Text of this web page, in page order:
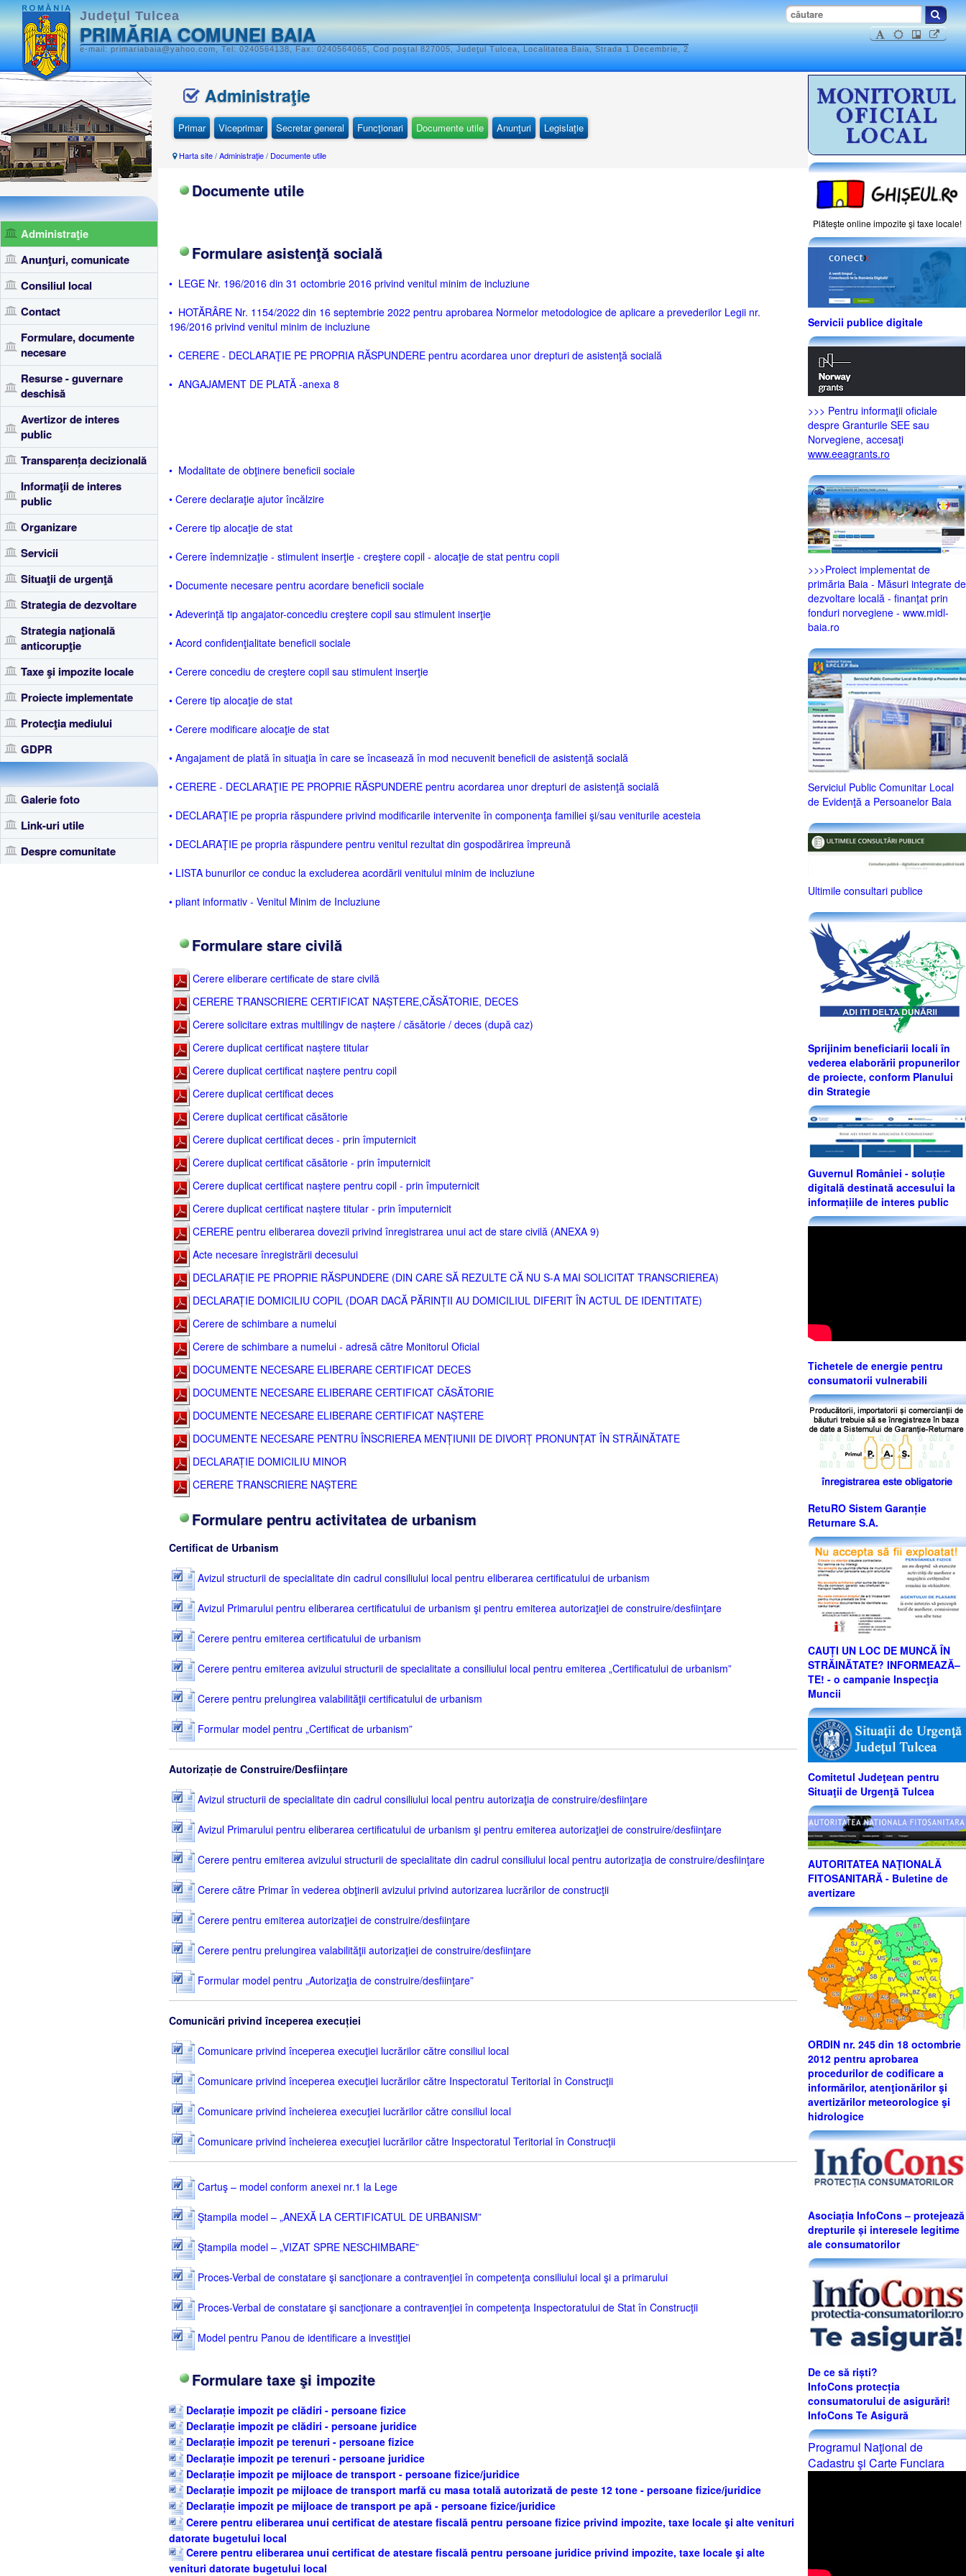
Judeţul Tulcea
PRIMĂRIA COMUNEI BAIA
e-mail: primariabaia@yahoo.com, Tel: 0240564138, Fax: 0240564065, Cod poştal 827005, Judeţul Tulcea, Localitatea Baia, Strada 1 Decembrie, 2
Administraţie
Anunţuri, comunicate
Consiliul local
Contact
Formulare, documente
necesare
Resurse - guvernare
deschisă
Avertizor de interes
public
Transparența decizională
Informaţii de interes
public
Organizare
Servicii
Situaţii de urgenţă
Strategia de dezvoltare
Strategia naţională
anticorupţie
Taxe şi impozite locale
Proiecte implementate
Protecţia mediului
GDPR
Galerie foto
Link-uri utile
Despre comunitate
Administraţie
Primar Viceprimar Secretar general Funcţionari Documente utile Anunţuri Legislaţie
Harta site/Administraţie/ Documente utile
Documente utile
Formulare asistenţă socială
• LEGE Nr. 196/2016 din 31 octombrie 2016 privind venitul minim de incluziune
• HOTĂRÂRE Nr. 1154/2022 din 16 septembrie 2022 pentru aprobarea Normelor metodologice de aplicare a prevederilor Legii nr.
196/2016 privind venitul minim de incluziune
• CERERE - DECLARAŢIE PE PROPRIA RĂSPUNDERE pentru acordarea unor drepturi de asistenţă socială
• ANGAJAMENT DE PLATĂ -anexa 8
• Modalitate de obţinere beneficii sociale
• Cerere declaraţie ajutor încălzire
• Cerere tip alocaţie de stat
• Cerere îndemnizaţie - stimulent inserţie - creştere copil - alocaţie de stat pentru copii
• Documente necesare pentru acordare beneficii sociale
• Adeverinţă tip angajator-concediu creştere copil sau stimulent inserţie
• Acord confidenţialitate beneficii sociale
• Cerere concediu de creştere copil sau stimulent inserţie
• Cerere tip alocaţie de stat
• Cerere modificare alocaţie de stat
• Angajament de plată în situaţia în care se încasează în mod necuvenit beneficii de asistenţă socială
• CERERE - DECLARAŢIE PE PROPRIE RĂSPUNDERE pentru acordarea unor drepturi de asistenţă socială
• DECLARAŢIE pe propria răspundere privind modificarile intervenite în componenţa familiei şi/sau veniturile acesteia
• DECLARAŢIE pe propria răspundere pentru venitul rezultat din gospodărirea împreună
• LISTA bunurilor ce conduc la excluderea acordării venitului minim de incluziune
• pliant informativ - Venitul Minim de Incluziune
Formulare stare civilă
Cerere eliberare certificate de stare civilă
CERERE TRANSCRIERE CERTIFICAT NAȘTERE,CĂSĂTORIE, DECES
Cerere solicitare extras multilingv de naștere / căsătorie / deces (după caz)
Cerere duplicat certificat naștere titular
Cerere duplicat certificat naștere pentru copil
Cerere duplicat certificat deces
Cerere duplicat certificat căsătorie
Cerere duplicat certificat deces - prin împuternicit
Cerere duplicat certificat căsătorie - prin împuternicit
Cerere duplicat certificat naștere pentru copil - prin împuternicit
Cerere duplicat certificat naștere titular - prin împuternicit
CERERE pentru eliberarea dovezii privind înregistrarea unui act de stare civilă (ANEXA 9)
Acte necesare înregistrării decesului
DECLARAȚIE PE PROPRIE RĂSPUNDERE (DIN CARE SĂ REZULTE CĂ NU S-A MAI SOLICITAT TRANSCRIEREA)
DECLARAȚIE DOMICILIU COPIL (DOAR DACĂ PĂRINȚII AU DOMICILIUL DIFERIT ÎN ACTUL DE IDENTITATE)
Cerere de schimbare a numelui
Cerere de schimbare a numelui - adresă către Monitorul Oficial
DOCUMENTE NECESARE ELIBERARE CERTIFICAT DECES
DOCUMENTE NECESARE ELIBERARE CERTIFICAT CĂSĂTORIE
DOCUMENTE NECESARE ELIBERARE CERTIFICAT NAȘTERE
DOCUMENTE NECESARE PENTRU ÎNSCRIEREA MENȚIUNII DE DIVORȚ PRONUNȚAT ÎN STRĂINĂTATE
DECLARAȚIE DOMICILIU MINOR
CERERE TRANSCRIERE NAȘTERE
Formulare pentru activitatea de urbanism
Certificat de Urbanism
Avizul structurii de specialitate din cadrul consiliului local pentru eliberarea certificatului de urbanism
Avizul Primarului pentru eliberarea certificatului de urbanism şi pentru emiterea autorizaţiei de construire/desfiinţare
Cerere pentru emiterea certificatului de urbanism
Cerere pentru emiterea avizului structurii de specialitate a consiliului local pentru emiterea „Certificatului de urbanism”
Cerere pentru prelungirea valabilităţii certificatului de urbanism
Formular model pentru „Certificat de urbanism”
Autorizație de Construire/Desființare
Avizul structurii de specialitate din cadrul consiliului local pentru autorizaţia de construire/desfiinţare
Avizul Primarului pentru eliberarea certificatului de urbanism şi pentru emiterea autorizaţiei de construire/desfiinţare
Cerere pentru emiterea avizului structurii de specialitate din cadrul consiliului local pentru autorizaţia de construire/desfiinţare
Cerere către Primar în vederea obţinerii avizului privind autorizarea lucrărilor de construcţii
Cerere pentru emiterea autorizaţiei de construire/desfiinţare
Cerere pentru prelungirea valabilităţii autorizaţiei de construire/desfiinţare
Formular model pentru „Autorizaţia de construire/desfiinţare”
Comunicări privind începerea execuției
Comunicare privind începerea execuţiei lucrărilor către consiliul local
Comunicare privind începerea execuţiei lucrărilor către Inspectoratul Teritorial în Construcţii
Comunicare privind încheierea execuţiei lucrărilor către consiliul local
Comunicare privind încheierea execuţiei lucrărilor către Inspectoratul Teritorial în Construcţii
Cartuş – model conform anexei nr.1 la Lege
Ştampila model – „ANEXĂ LA CERTIFICATUL DE URBANISM”
Ştampila model – „VIZAT SPRE NESCHIMBARE”
Proces-Verbal de constatare şi sancţionare a contravenţiei în competenţa consiliului local şi a primarului
Proces-Verbal de constatare şi sancţionare a contravenţiei în competenţa Inspectoratului de Stat în Construcţii
Model pentru Panou de identificare a investiţiei
Formulare taxe şi impozite
Declarație impozit pe clădiri - persoane fizice
Declarație impozit pe clădiri - persoane juridice
Declarație impozit pe terenuri - persoane fizice
Declarație impozit pe terenuri - persoane juridice
Declarație impozit pe mijloace de transport - persoane fizice/juridice
Declarație impozit pe mijloace de transport marfă cu masa totală autorizată de peste 12 tone - persoane fizice/juridice
Declarație impozit pe mijloace de transport pe apă - persoane fizice/juridice
Cerere pentru eliberarea unui certificat de atestare fiscală pentru persoane fizice privind impozite, taxe locale şi alte venituri
datorate bugetului local
Cerere pentru eliberarea unui certificat de atestare fiscală pentru persoane juridice privind impozite, taxe locale şi alte
venituri datorate bugetului local
Plăteşte online impozite şi taxe locale!
Servicii publice digitale
>>> Pentru informaţii oficiale
despre Granturile SEE sau
Norvegiene, accesaţi
www.eeagrants.ro
>>>Proiect implementat de
primăria Baia - Măsuri integrate de
dezvoltare locală - finanţat prin
fonduri norvegiene - www.midl-
baia.ro
Serviciul Public Comunitar Local
de Evidenţă a Persoanelor Baia
Ultimile consultari publice
Sprijinim beneficiarii locali în
vederea elaborării propunerilor
de proiecte, conform Planului
din Strategie
Guvernul României - soluție
digitală destinată accesului la
informațiile de interes public
Tichetele de energie pentru
consumatorii vulnerabili
RetuRO Sistem Garanție
Returnare S.A.
CAUȚI UN LOC DE MUNCĂ ÎN
STRĂINĂTATE? INFORMEAZĂ–
TE! - o campanie Inspecţia
Muncii
Comitetul Judeţean pentru
Situaţii de Urgenţă Tulcea
AUTORITATEA NAŢIONALĂ
FITOSANITARĂ - Buletine de
avertizare
ORDIN nr. 245 din 18 octombrie
2012 pentru aprobarea
procedurilor de codificare a
informărilor, atenţionărilor şi
avertizărilor meteorologice şi
hidrologice
Asociația InfoCons – protejează
drepturile și interesele legitime
ale consumatorilor
De ce să riști?
InfoCons protecția
consumatorului de asigurări!
InfoCons Te Asigură
Programul Naţional de
Cadastru şi Carte Funciara